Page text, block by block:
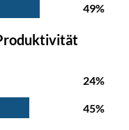
49%
24%
45%